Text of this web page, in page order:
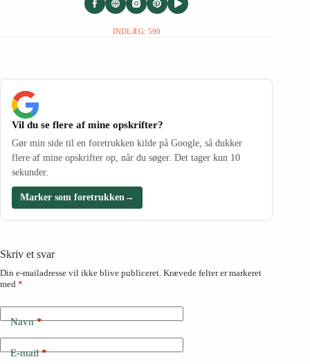
INDLÆG: 590
Vil du se flere af mine opskrifter?
Gør min side til en foretrukken kilde på Google, så dukker
flere af mine opskrifter op, når du søger. Det tager kun 10
sekunder.
Marker som foretrukken→
Skriv et svar
Din e-mailadresse vil ikke blive publiceret. Krævede felter er markeret
med *
Navn*
E-mail*